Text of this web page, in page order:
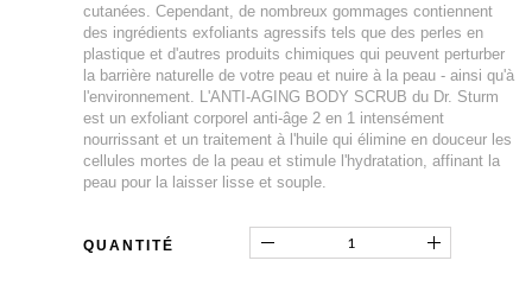
cutanées. Cependant, de nombreux gommages contiennent
des ingrédients exfoliants agressifs tels que des perles en
plastique et d'autres produits chimiques qui peuvent perturber
la barrière naturelle de votre peau et nuire à la peau - ainsi qu'à
l'environnement. L'ANTI-AGING BODY SCRUB du Dr. Sturm
est un exfoliant corporel anti-âge 2 en 1 intensément
nourrissant et un traitement à l'huile qui élimine en douceur les
cellules mortes de la peau et stimule l'hydratation, affinant la
peau pour la laisser lisse et souple.
QUANTITÉ